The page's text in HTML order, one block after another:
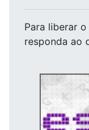
Para liberar o
responda ao